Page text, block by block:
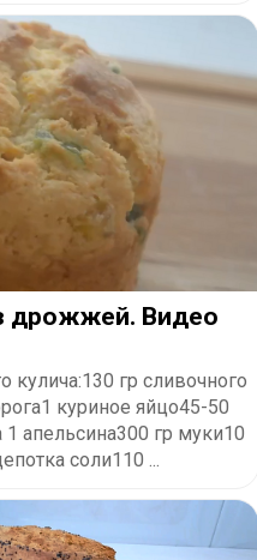
дрожжей. Видео
кулича:130 гр сливочного
куриное яйцо45-50
апельсина300 гр муки10
соли110 ...